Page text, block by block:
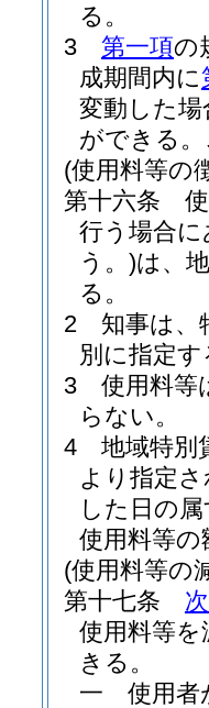
る。
3
第一項の
成期間内に
変動した
ができる。
(使用料等の
第十六条
行う場合
う。)は、
る。
2
知事は、
別に指定
3
使用料等
らない。
4
地域特別
より指定
した日の
使用料等
(使用料等の
第十七条
使用料等
きる。
一
使用者